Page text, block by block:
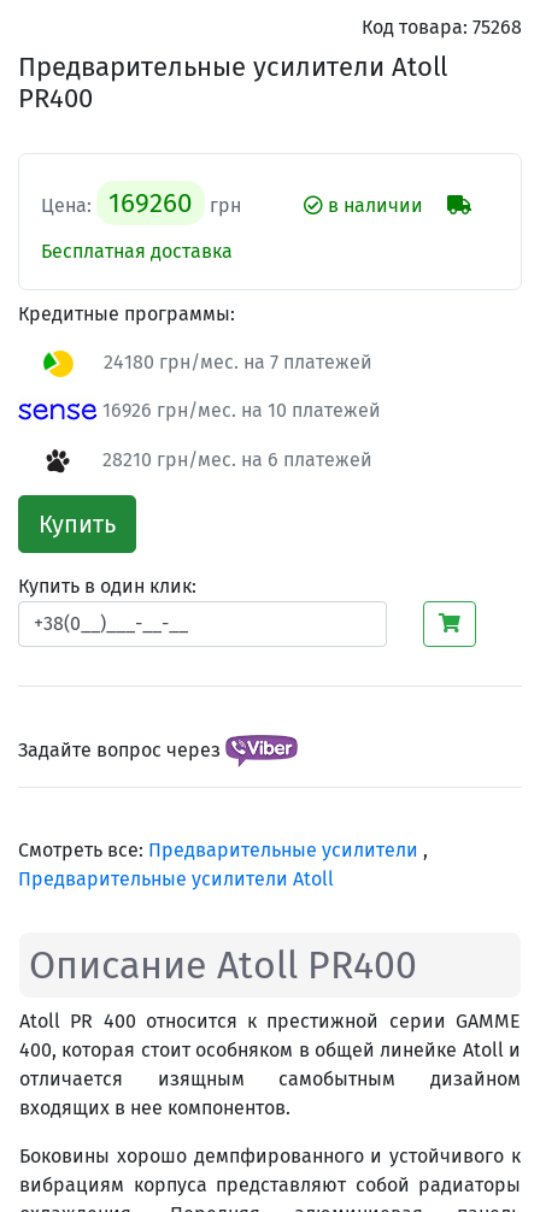
Код товара: 75268
Предварительные усилители Atoll
PR400
Цена: 169260 грн
в наличии
Бесплатная доставка
Кредитные программы:
24180 грн/мес. на 7 платежей
16926 грн/мес. на 10 платежей
28210 грн/мес. на 6 платежей
Купить
Купить в один клик:
Задайте вопрос через
Смотреть все: Предварительные усилители ,
Предварительные усилители Atoll
Описание Atoll PR400
Atoll PR 400 относится к престижной серии GAMME
400, которая стоит особняком в общей линейке Atoll и
отличается изящным самобытным дизайном
входящих в нее компонентов.
Боковины хорошо демпфированного и устойчивого к
вибрациям корпуса представляют собой радиаторы